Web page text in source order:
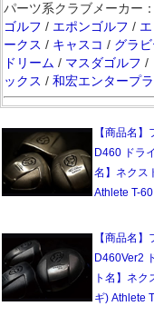
パーツ系クラブメーカー：
ゴルフ / エポンゴルフ /
ークス / キャスコ / グラビ
ドリーム / マスダゴルフ /
ックス / 和宏エンタープ
【商品名
D460 ドラ
名】ネクス
Athlete T-
【商品名
D460Ver2
ト名】ネク
ギ) Athlete